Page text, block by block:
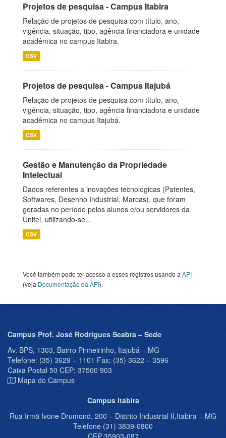
Projetos de pesquisa - Campus Itabira
Relação de projetos de pesquisa com título, ano,
vigência, situação, tipo, agência financiadora e unidade
acadêmica no campus Itabira.
CSV
Projetos de pesquisa - Campus Itajubá
Relação de projetos de pesquisa com título, ano,
vigência, situação, tipo, agência financiadora e unidade
acadêmica no campus Itajubá.
CSV
Gestão e Manutenção da Propriedade
Intelectual
Dados referentes a inovações tecnológicas (Patentes,
Softwares, Desenho Industrial, Marcas), que foram
geradas no período pelos alunos e/ou servidores da
Unifei, utilizando-se...
CSV
Você também pode ter acesso a esses registros usando a API
(veja Documentação da API).
Campus Prof. José Rodrigues Seabra – Sede
Av. BPS, 1303, Bairro Pinheirinho, Itajubá – MG
Telefone: (35) 3629 – 1101 Fax: (35) 3622 – 3596
Caixa Postal 50 CEP: 37500 903
Mapa do Campus
Campus Itabira
Rua Irmã Ivone Drumond, 200 – Distrito Industrial II,Itabira – MG
Telefone (31) 3839-0800
CEP 35903-087